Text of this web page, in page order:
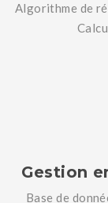
Algorithme de
Gestion
Base de